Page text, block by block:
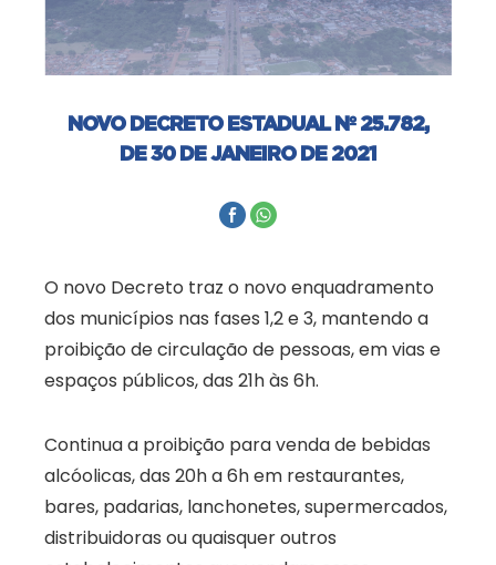
NOVO DECRETO ESTADUAL Nº 25.782,
DE 30 DE JANEIRO DE 2021
O novo Decreto traz o novo enquadramento
dos municípios nas fases 1,2 e 3, mantendo a
proibição de circulação de pessoas, em vias e
espaços públicos, das 21h às 6h.
Continua a proibição para venda de bebidas
alcóolicas, das 20h a 6h em restaurantes,
bares, padarias, lanchonetes, supermercados,
distribuidoras ou quaisquer outros